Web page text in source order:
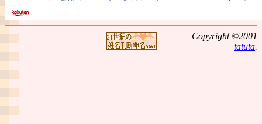
Copyright ©2001
tatuta.